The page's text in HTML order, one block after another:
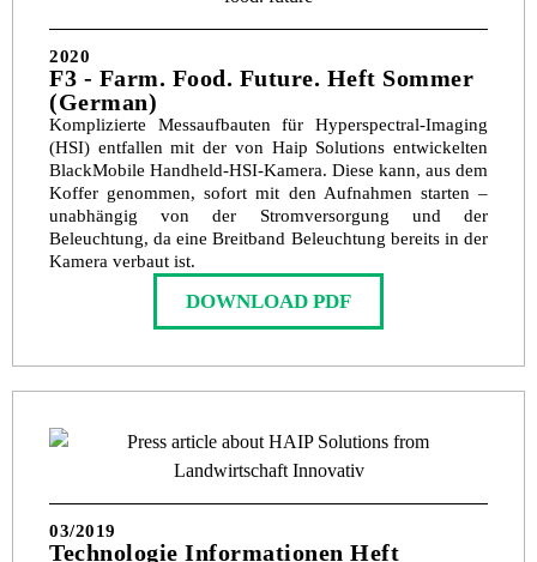
2020
F3 - Farm. Food. Future. Heft Sommer
(German)
Komplizierte Messaufbauten für Hyperspectral-Imaging
(HSI) entfallen mit der von Haip Solutions entwickelten
BlackMobile Handheld-HSI-Kamera. Diese kann, aus dem
Koffer genommen, sofort mit den Aufnahmen starten –
unabhängig von der Stromversorgung und der
Beleuchtung, da eine Breitband Beleuchtung bereits in der
Kamera verbaut ist.
DOWNLOAD PDF
03/2019
Technologie Informationen Heft